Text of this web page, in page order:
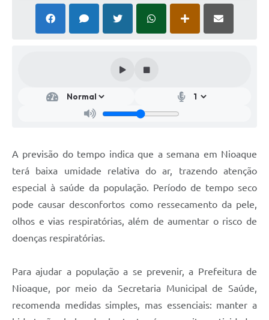
A previsão do tempo indica que a semana em Nioaque
terá baixa umidade relativa do ar, trazendo atenção
especial à saúde da população. Período de tempo seco
pode causar desconfortos como ressecamento da pele,
olhos e vias respiratórias, além de aumentar o risco de
doenças respiratórias.
Para ajudar a população a se prevenir, a Prefeitura de
Nioaque, por meio da Secretaria Municipal de Saúde,
recomenda medidas simples, mas essenciais: manter a